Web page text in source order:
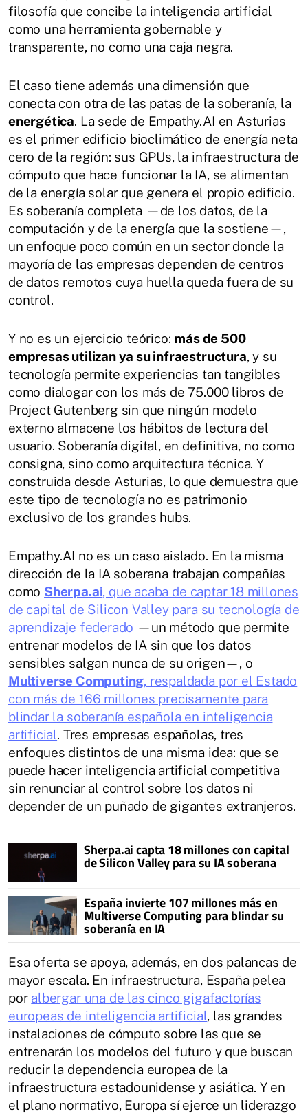
filosofía que concibe la inteligencia artificial
como una herramienta gobernable y
transparente, no como una caja negra.
El caso tiene además una dimensión que
conecta con otra de las patas de la soberanía, la
energética. La sede de Empathy.AI en Asturias
es el primer edificio bioclimático de energía neta
cero de la región: sus GPUs, la infraestructura de
cómputo que hace funcionar la IA, se alimentan
de la energía solar que genera el propio edificio.
Es soberanía completa —de los datos, de la
computación y de la energía que la sostiene—,
un enfoque poco común en un sector donde la
mayoría de las empresas dependen de centros
de datos remotos cuya huella queda fuera de su
control.
Y no es un ejercicio teórico: más de 500
empresas utilizan ya su infraestructura, y su
tecnología permite experiencias tan tangibles
como dialogar con los más de 75.000 libros de
Project Gutenberg sin que ningún modelo
externo almacene los hábitos de lectura del
usuario. Soberanía digital, en definitiva, no como
consigna, sino como arquitectura técnica. Y
construida desde Asturias, lo que demuestra que
este tipo de tecnología no es patrimonio
exclusivo de los grandes hubs.
Empathy.AI no es un caso aislado. En la misma
dirección de la IA soberana trabajan compañías
como Sherpa.ai, que acaba de captar 18 millones
de capital de Silicon Valley para su tecnología de
aprendizaje federado —un método que permite
entrenar modelos de IA sin que los datos
sensibles salgan nunca de su origen—, o
Multiverse Computing, respaldada por el Estado
con más de 166 millones precisamente para
blindar la soberanía española en inteligencia
artificial. Tres empresas españolas, tres
enfoques distintos de una misma idea: que se
puede hacer inteligencia artificial competitiva
sin renunciar al control sobre los datos ni
depender de un puñado de gigantes extranjeros.
Sherpa.ai capta 18 millones con capital
de Silicon Valley para su IA soberana
España invierte 107 millones más en
Multiverse Computing para blindar su
soberanía en IA
Esa oferta se apoya, además, en dos palancas de
mayor escala. En infraestructura, España pelea
por albergar una de las cinco gigafactorías
europeas de inteligencia artificial, las grandes
instalaciones de cómputo sobre las que se
entrenarán los modelos del futuro y que buscan
reducir la dependencia europea de la
infraestructura estadounidense y asiática. Y en
el plano normativo, Europa sí ejerce un liderazgo